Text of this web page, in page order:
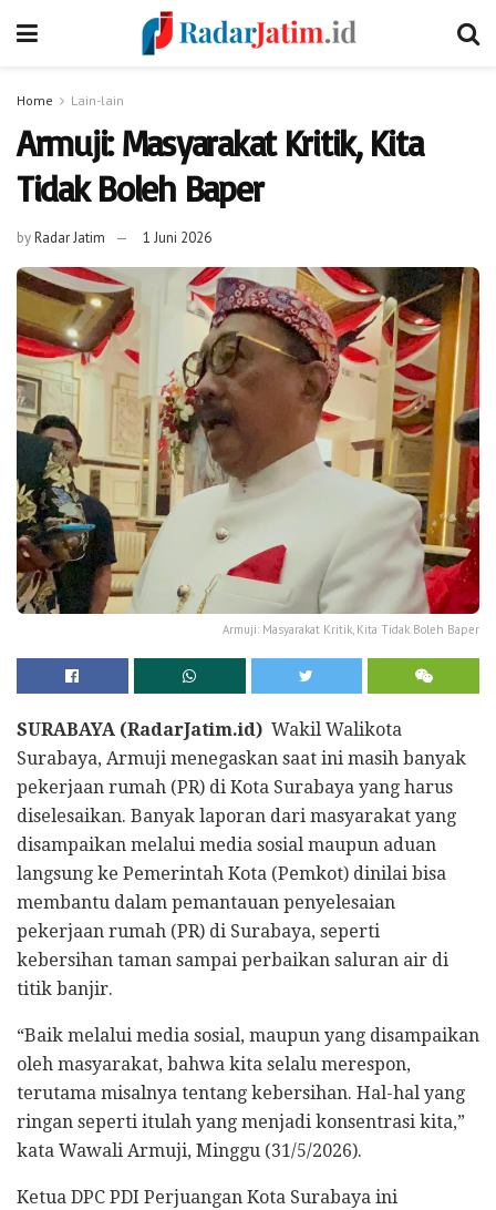
Home Lain-lain
Armuji: Masyarakat Kritik, Kita
Tidak Boleh Baper
byRadar Jatim 1 Juni 2026
Armuji: Masyarakat Kritik, Kita Tidak Boleh Baper
SURABAYA (RadarJatim.id) Wakil Walikota
Surabaya, Armuji menegaskan saat ini masih banyak
pekerjaan rumah (PR) di Kota Surabaya yang harus
diselesaikan. Banyak laporan dari masyarakat yang
disampaikan melalui media sosial maupun aduan
langsung ke Pemerintah Kota (Pemkot) dinilai bisa
membantu dalam pemantauan penyelesaian
pekerjaan rumah (PR) di Surabaya, seperti
kebersihan taman sampai perbaikan saluran air di
titik banjir.
“Baik melalui media sosial, maupun yang disampaikan
oleh masyarakat, bahwa kita selalu merespon,
terutama misalnya tentang kebersihan. Hal-hal yang
ringan seperti itulah yang menjadi konsentrasi kita,”
kata Wawali Armuji, Minggu (31/5/2026).
Ketua DPC PDI Perjuangan Kota Surabaya ini